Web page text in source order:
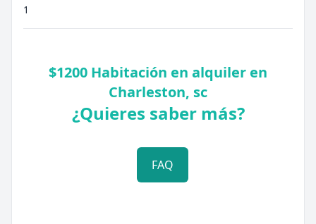
1
$1200 Habitación en alquiler en
Charleston, sc
¿Quieres saber más?
FAQ